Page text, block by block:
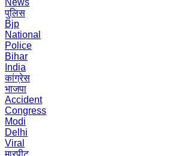
News
पुलिस
Bjp
National
Police
Bihar
India
कांग्रेस
भाजपा
Accident
Congress
Modi
Delhi
Viral
मारपीट